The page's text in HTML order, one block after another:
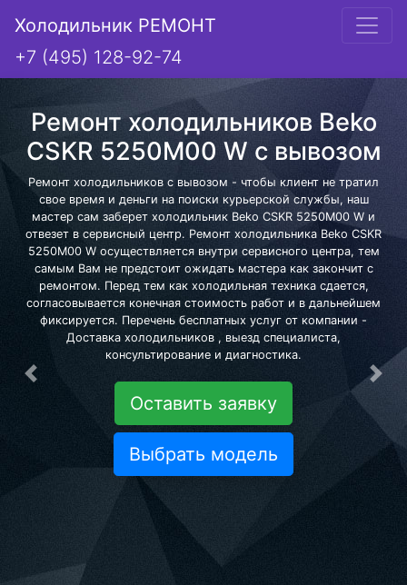
Холодильник РЕМОНТ
+7 (495) 128-92-74
Ремонт холодильников Beko
CSKR 5250M00 W с вывозом
Ремонт холодильников с вывозом - чтобы клиент не тратил
свое время и деньги на поиски курьерской службы, наш
мастер сам заберет холодильник Beko CSKR 5250M00 W и
отвезет в сервисный центр. Ремонт холодильника Beko CSKR
5250M00 W осуществляется внутри сервисного центра, тем
самым Вам не предстоит ожидать мастера как закончит с
ремонтом. Перед тем как холодильная техника сдается,
согласовывается конечная стоимость работ и в дальнейшем
фиксируется. Перечень бесплатных услуг от компании -
Доставка холодильников , выезд специалиста,
консультирование и диагностика.
Оставить заявку
Выбрать модель
Предыдущая